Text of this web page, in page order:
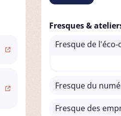
Fresques &
Fresque de
Fresque du
Fresque des